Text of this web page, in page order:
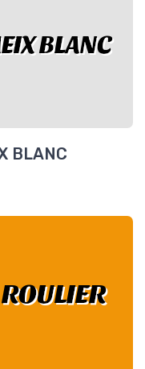
BLANC
BLANC